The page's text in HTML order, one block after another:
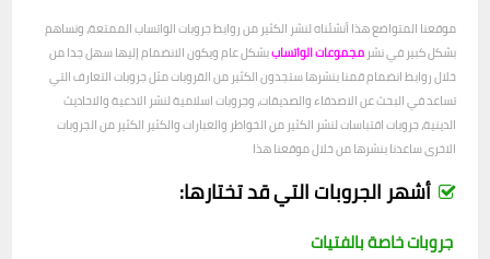
موقعنا المتواضع هذا أنشئناه لنشر الكثير من روابط جروبات الواتساب الممتعة، ونساهم
بشكل كبير في نشر مجموعات الواتساببشكل عام ويكون الانضمام إليها سهل جدا من
خلال روابط انضمام قمنا بنشرها ستجدون الكثير من القروبات مثل جروبات التعارف التي
تساعد في البحث عن الاصدقاء والصديقات، وجروبات اسلامية لنشر الادعية والاحاديث
الدينية، جروبات اقتباسات لنشر الكثير من الخواطر والعبارات والكثير الكثير من الجروبات
الاخرى ساعدنا بنشرها من خلال موقعنا هذا
أشهر الجروبات التي قد تختارها:
جروبات خاصة بالفتيات